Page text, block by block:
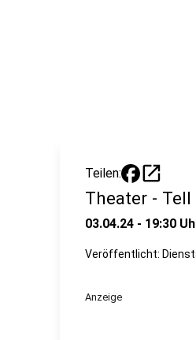
Teilen: open_in_new
Theater -
03.04.24 - 19:30
Veröffentlicht:
Anzeige